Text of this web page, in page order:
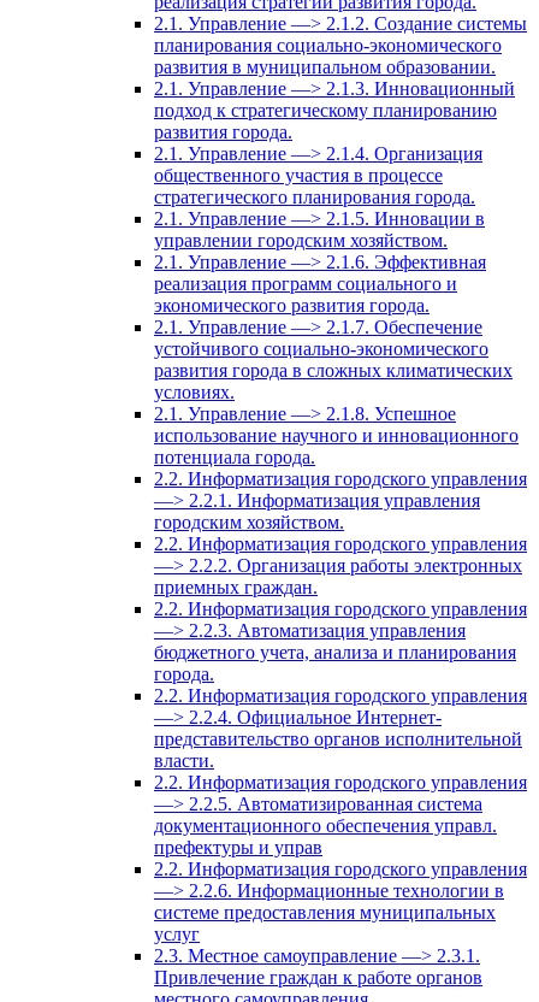
2.1. Управление —> 2.1.2. Создание системы
планирования социально-экономического
развития в муниципальном образовании.
2.1. Управление —> 2.1.3. Инновационный
подход к стратегическому планированию
развития города.
2.1. Управление —> 2.1.4. Организация
общественного участия в процессе
стратегического планирования города.
2.1. Управление —> 2.1.5. Инновации в
управлении городским хозяйством.
2.1. Управление —> 2.1.6. Эффективная
реализация программ социального и
экономического развития города.
2.1. Управление —> 2.1.7. Обеспечение
устойчивого социально-экономического
развития города в сложных климатических
условиях.
2.1. Управление —> 2.1.8. Успешное
использование научного и инновационного
потенциала города.
2.2. Информатизация городского управления
—> 2.2.1. Информатизация управления
городским хозяйством.
2.2. Информатизация городского управления
—> 2.2.2. Организация работы электронных
приемных граждан.
2.2. Информатизация городского управления
—> 2.2.3. Автоматизация управления
бюджетного учета, анализа и планирования
города.
2.2. Информатизация городского управления
—> 2.2.4. Официальное Интернет-
представительство органов исполнительной
власти.
2.2. Информатизация городского управления
—> 2.2.5. Автоматизированная система
документационного обеспечения управл.
префектуры и управ
2.2. Информатизация городского управления
—> 2.2.6. Информационные технологии в
системе предоставления муниципальных
услуг
2.3. Местное самоуправление —> 2.3.1.
Привлечение граждан к работе органов